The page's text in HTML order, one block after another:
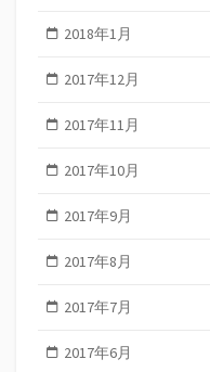
2018年1月
2017年12月
2017年11月
2017年10月
2017年9月
2017年8月
2017年7月
2017年6月